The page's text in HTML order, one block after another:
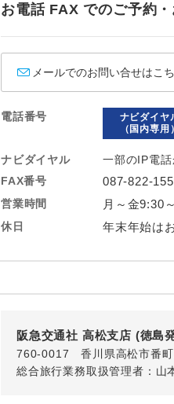
お電話 FAX でのご予約
メールでのお問い合せはこ
電話番号
ナビダイヤ
（国内専用）
ナビダイヤル
一部のIP電話
FAX番号
087-822-
営業時間 月～金9:30
休日 年末年始は
阪急交通社 高松支店 (徳島
760-0017 香川県高松市番
総合旅行業務取扱管理者：山